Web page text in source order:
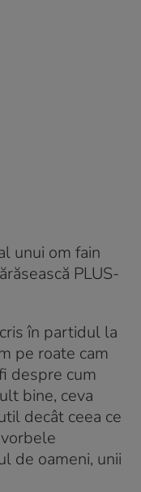
unui om fain
PLUS-
în partidul la
pe roate cam
despre cum
bine, ceva
decât ceea ce
de oameni, unii